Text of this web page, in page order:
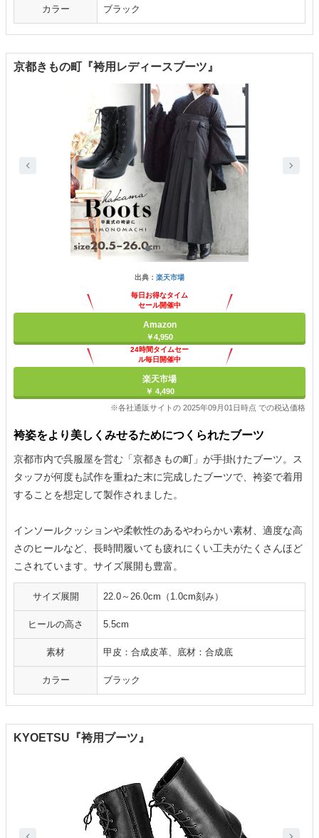
カラー ブラック
京都きもの町『袴用レディースブーツ』
出典： 楽天市場
毎日お得なタイム
セール開催中
Amazon
￥4,950
24時間タイムセー
ル毎日開催中
楽天市場
￥ 4,490
※各社通販サイトの 2025年09月01日時点 での税込価格
袴姿をより美しくみせるためにつくられたブーツ
京都市内で呉服屋を営む「京都きもの町」が手掛けたブーツ。ス
タッフが何度も試作を重ねた末に完成したブーツで、袴姿で着用
することを想定して製作されました。
インソールクッションや柔軟性のあるやわらかい素材、適度な高
さのヒールなど、長時間履いても疲れにくい工夫がたくさんほど
こされています。サイズ展開も豊富。
サイズ展開 22.0～26.0cm（1.0cm刻み）
ヒールの高さ 5.5cm
素材 甲皮：合成皮革、底材：合成底
カラー ブラック
KYOETSU『袴用ブーツ』